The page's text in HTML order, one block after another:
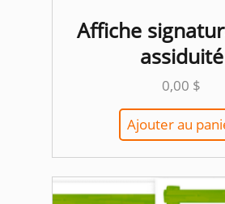
Affiche
assiduité
0,00 $
Ajouter au